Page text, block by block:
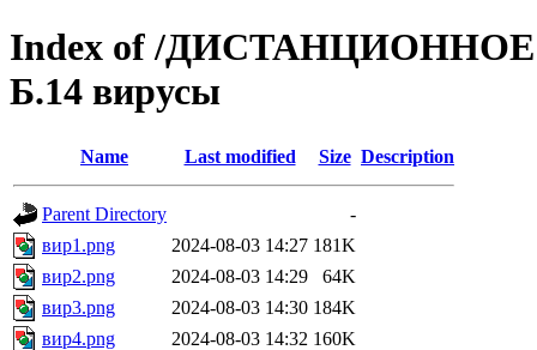
Index of /ДИСТАНЦИОННОЕ
Б.14 вирусы
Name Last modified Size Description
Parent Directory
-
вир1.png
2024-08-03 14:27 181K
вир2.png
2024-08-03 14:29
64K
вир3.png
2024-08-03 14:30 184K
вир4.png
2024-08-03 14:32 160K